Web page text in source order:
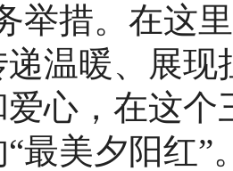
举措。在这
温暖、展现
心，在这个
最美夕阳红”